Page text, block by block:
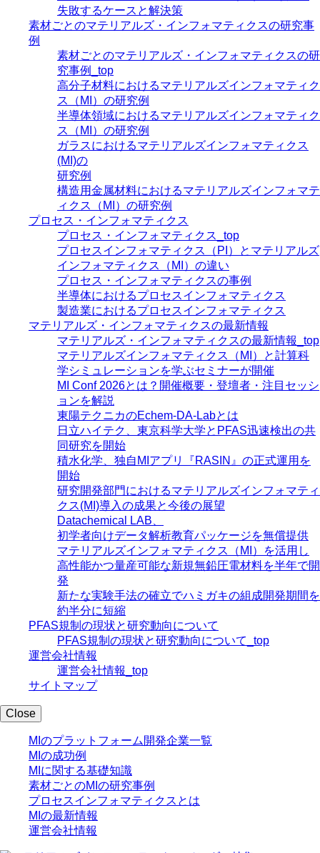
失敗するケースと解決策
素材ごとのマテリアルズ・インフォマティクスの研究事
例
素材ごとのマテリアルズ・インフォマティクスの研
究事例_top
高分子材料におけるマテリアルズインフォマティク
ス（MI）の研究例
半導体領域におけるマテリアルズインフォマティク
ス（MI）の研究例
ガラスにおけるマテリアルズインフォマティクス
(MI)の
研究例
構造用金属材料におけるマテリアルズインフォマテ
ィクス（MI）の研究例
プロセス・インフォマティクス
プロセス・インフォマティクス_top
プロセスインフォマティクス（PI）とマテリアルズ
インフォマティクス（MI）の違い
プロセス・インフォマティクスの事例
半導体におけるプロセスインフォマティクス
製造業におけるプロセスインフォマティクス
マテリアルズ・インフォマティクスの最新情報
マテリアルズ・インフォマティクスの最新情報_top
マテリアルズインフォマティクス（MI）と計算科
学シミュレーションを学ぶセミナーが開催
MI Conf 2026とは？開催概要・登壇者・注目セッシ
ョンを解説
東陽テクニカのEchem-DA-Labとは
日立ハイテク、東京科学大学とPFAS迅速検出の共
同研究を開始
積水化学、独自MIアプリ『RASIN』の正式運用を
開始
研究開発部門におけるマテリアルズインフォマティ
クス(MI)導入の成果と今後の展望
Datachemical LAB、
初学者向けデータ解析教育パッケージを無償提供
マテリアルズインフォマティクス（MI）を活用し
高性能かつ量産可能な新規無鉛圧電材料を半年で開
発
新たな実験手法の確立でハミガキの組成開発期間を
約半分に短縮
PFAS規制の現状と研究動向について
PFAS規制の現状と研究動向について_top
運営会社情報
運営会社情報_top
サイトマップ
Close
MIのプラットフォーム開発企業一覧
MIの成功例
MIに関する基礎知識
素材ごとのMIの研究事例
プロセスインフォマティクスとは
MIの最新情報
運営会社情報